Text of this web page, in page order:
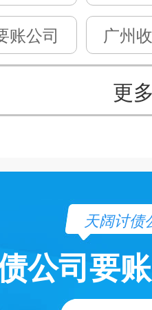
账公司 广州
更
天阔讨债
公司要账